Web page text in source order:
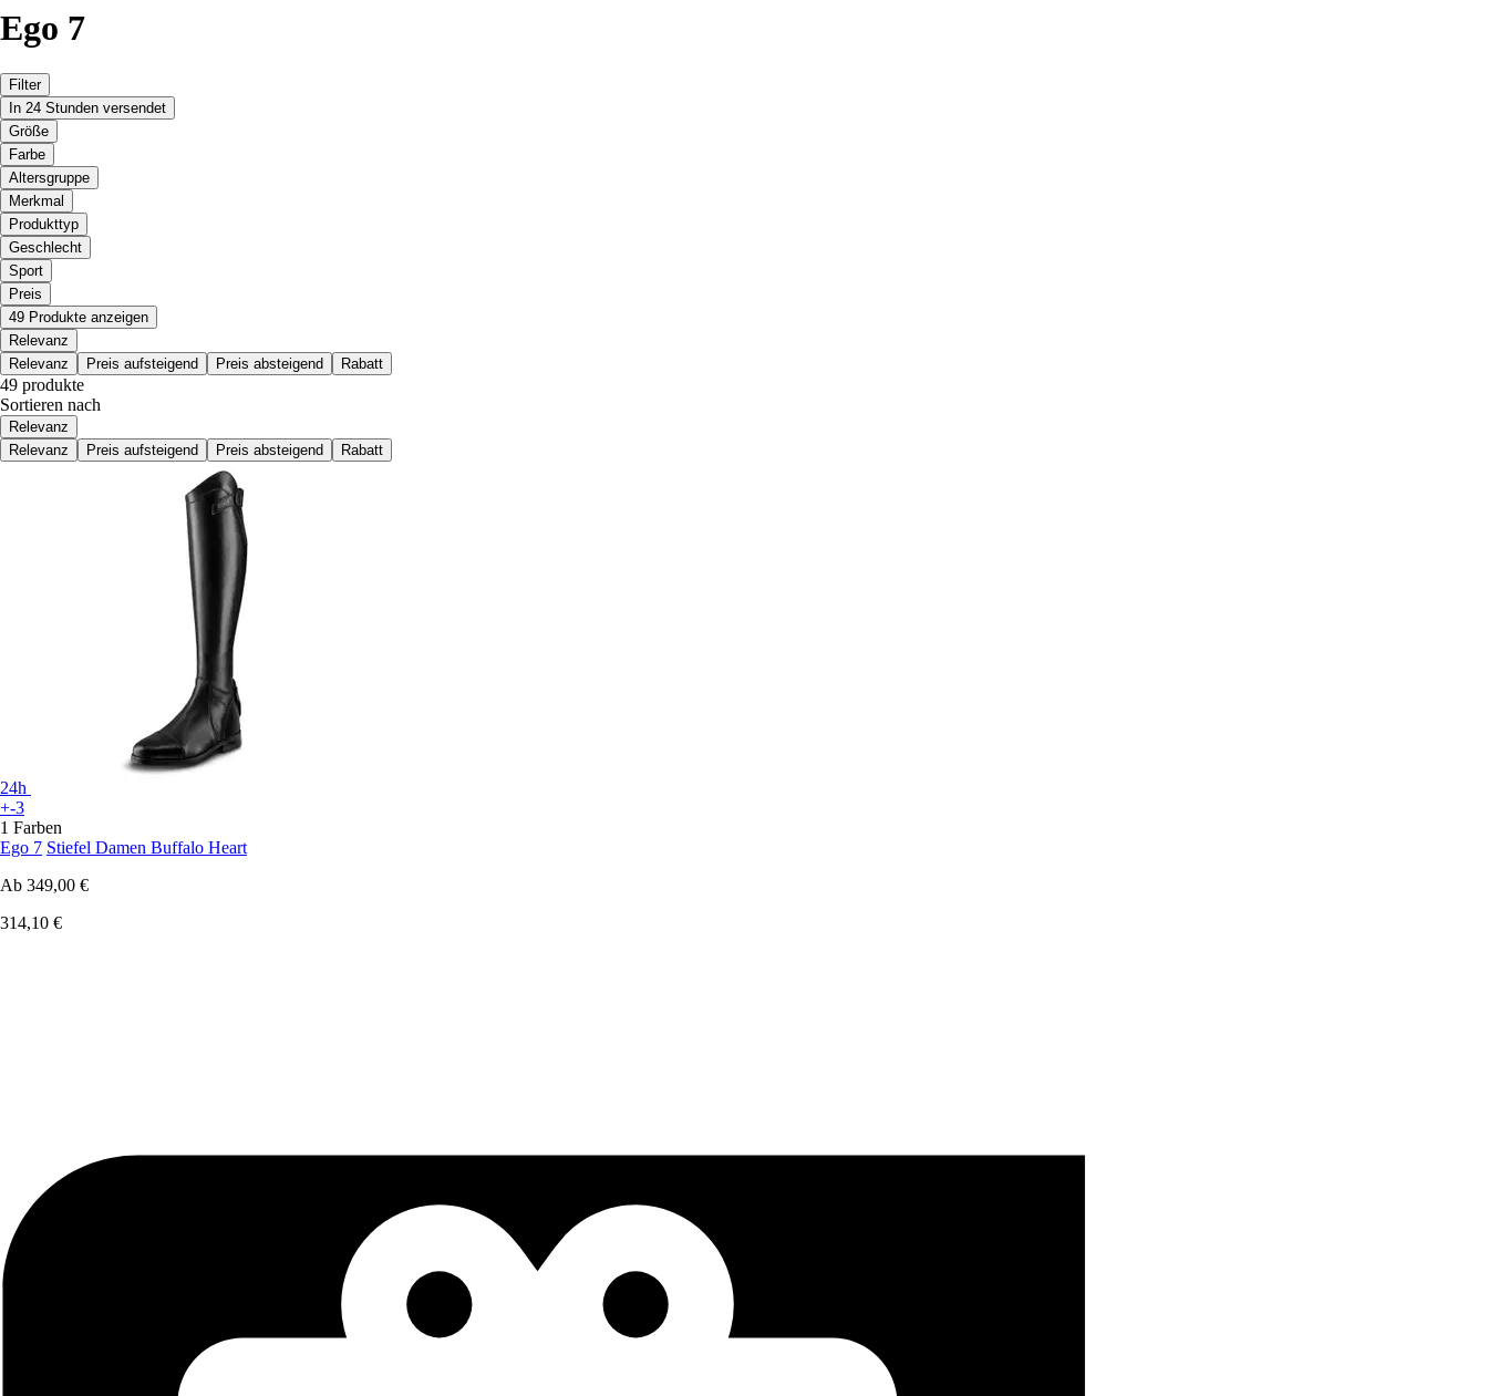
Ego 7
Filter
In 24 Stunden versendet
Größe
Farbe
Altersgruppe
Merkmal
Produkttyp
Geschlecht
Sport
Preis
49 Produkte anzeigen
Relevanz
Relevanz
Preis aufsteigend Preis absteigend Rabatt
49 produkte
Sortieren nach
Relevanz
Relevanz
Preis aufsteigend Preis absteigend Rabatt
24h
+-3
1 Farben
Ego 7 Stiefel Damen Buffalo Heart
Ab 349,00 €
314,10 €